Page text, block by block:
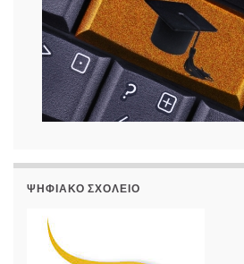
ΨΗΦΙΑΚΌ ΣΧΟΛΕΊΟ